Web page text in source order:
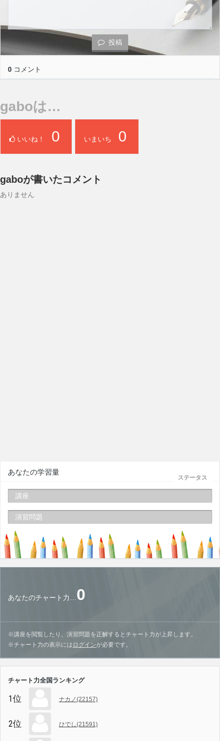
投稿
0 コメント
gaboは…
いいね！ 0 いまいち 0
gaboが書いたコメント
ありません
ステータス
あなたの学習量
講座
演習問題
あなたのチャート力… 0
※講座を閲覧したり、演習問題を正解するとチャート力が上昇します。
※チャート力の表示には ログインが必要です。
チャート力全国ランキング
1位 ナカノ(22157)
2位 ひでし(21591)